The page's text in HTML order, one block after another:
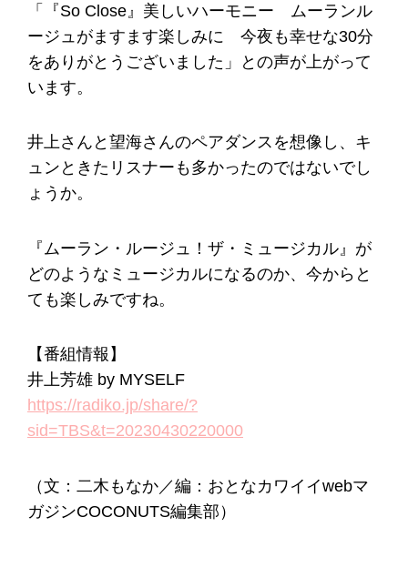
「『So Close』美しいハーモニー ムーランル
ージュがますます楽しみに 今夜も幸せな30分
をありがとうございました」との声が上がって
います。
井上さんと望海さんのペアダンスを想像し、キ
ュンときたリスナーも多かったのではないでし
ょうか。
『ムーラン・ルージュ！ザ・ミュージカル』が
どのようなミュージカルになるのか、今からと
ても楽しみですね。
【番組情報】
井上芳雄 by MYSELF
https://radiko.jp/share/?
sid=TBS&t=20230430220000
（文：二木もなか／編：おとなカワイイwebマ
ガジンCOCONUTS編集部）